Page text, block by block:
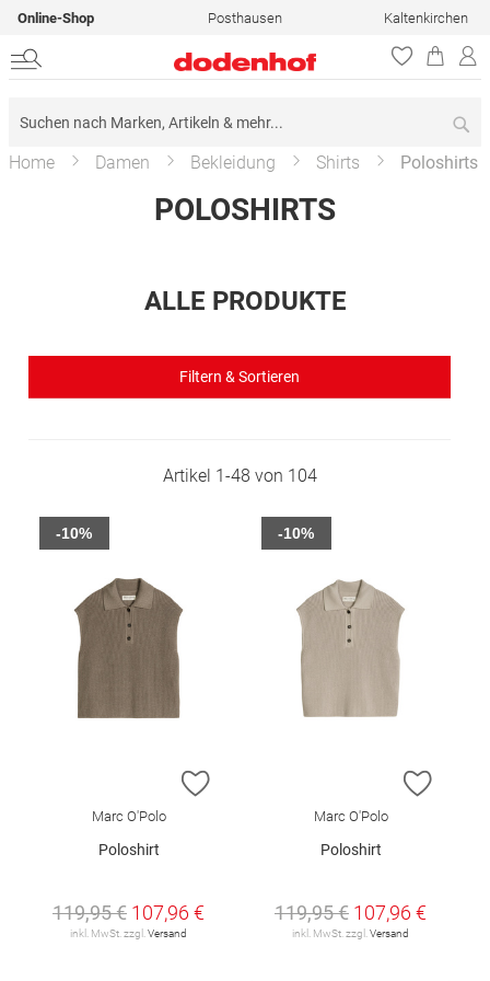
Online-Shop Posthausen Kaltenkirchen
Home Damen Bekleidung Shirts Poloshirts
POLOSHIRTS
ALLE PRODUKTE
Filtern & Sortieren
Artikel 1-48 von 104
ZUR WUNSCHLISTE HINZUFÜGEN
Marc O'Polo
Poloshirt
119,95 € 107,96 €
inkl. MwSt. zzgl. Versand
-10%
ZUR
Marc O'Polo
Poloshirt
119,95 € 107,96 €
inkl. MwSt. zzgl. Versand
-10%